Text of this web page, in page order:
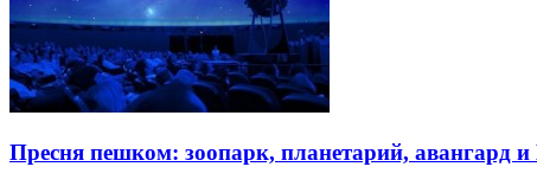
Пресня пешком: зоопарк, планетарий, авангард